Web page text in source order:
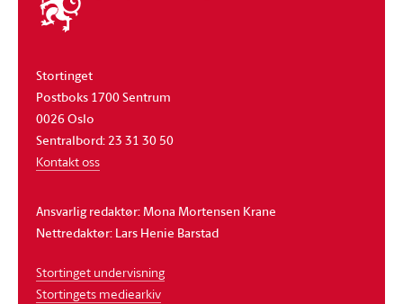
stortinget
Stortinget
Postboks 1700 Sentrum
0026 Oslo
Sentralbord: 23 31 30 50
Kontakt oss
Ansvarlig redaktør: Mona Mortensen Krane
Nettredaktør: Lars Henie Barstad
Stortinget undervisning
Stortingets mediearkiv